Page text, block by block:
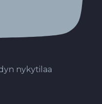
nykytilaa